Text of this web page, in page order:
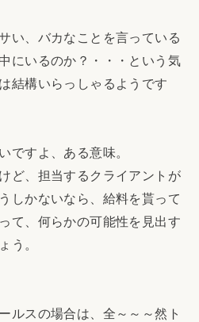
い、バカなことを言っている
にいるのか？・・・という気
結構いらっしゃるようです
ですよ、ある意味。
ど、担当するクライアントが
しかないなら、給料を貰って
て、何らかの可能性を見出す
う。
ルスの場合は、全～～～然ト